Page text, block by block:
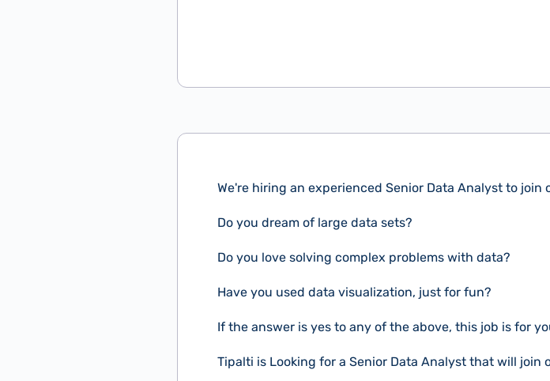
We're hiring an experienced Senior Data Analyst to
Do you dream of large data sets?
Do you love solving complex problems with data?
Have you used data visualization, just for fun?
If the answer is yes to any of the above, this job is for
Tipalti is Looking for a Senior Data Analyst that will